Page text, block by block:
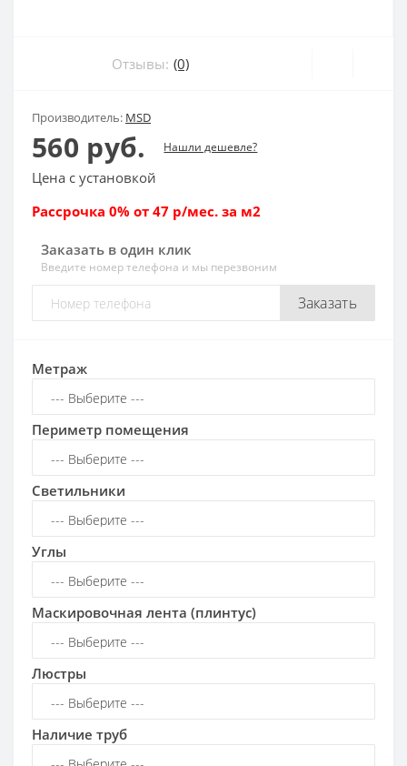
Отзывы: (0)
Производитель: MSD
560 руб. Нашли дешевле?
Цена с установкой
Рассрочка 0% от 47 р/мес. за м2
Заказать в один клик
Введите номер телефона и мы перезвоним
Заказать
Метраж
Периметр помещения
Светильники
Углы
Маскировочная лента (плинтус)
Люстры
Наличие труб